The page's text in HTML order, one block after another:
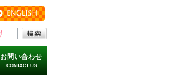
お問い合わせ
CONTACT US